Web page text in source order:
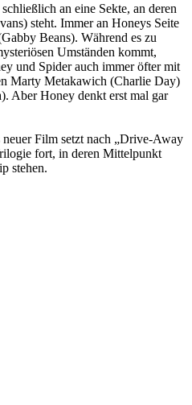
an eine Sekte, an deren
steht. Immer an Honeys Seite
Beans). Während es zu
Umständen kommt,
und Spider auch immer öfter mit
Marty Metakawich (Charlie Day)
Aber Honey denkt erst mal gar
Film setzt nach „Drive-Away
fort, in deren Mittelpunkt
stehen.